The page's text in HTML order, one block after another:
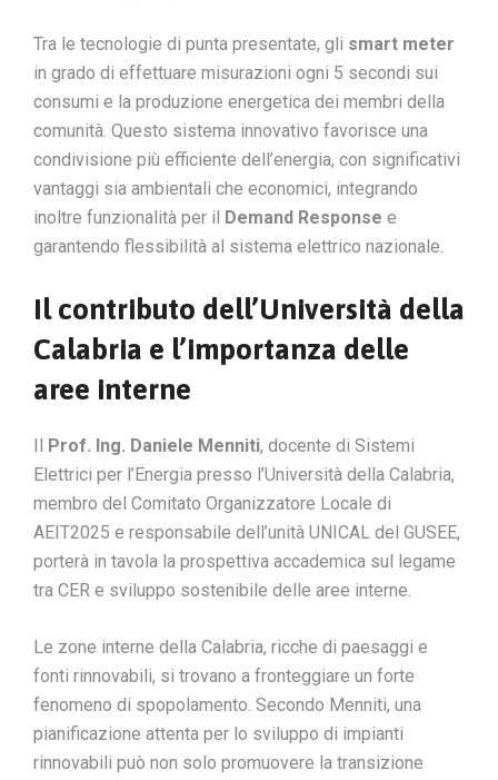
Tra le tecnologie di punta presentate, gli smart meter
in grado di effettuare misurazioni ogni 5 secondi sui
consumi e la produzione energetica dei membri della
comunità. Questo sistema innovativo favorisce una
condivisione più efficiente dell’energia, con significativi
vantaggi sia ambientali che economici, integrando
inoltre funzionalità per il
Demand Response e
garantendo flessibilità al sistema elettrico nazionale.
Il contributo dell’Università della
Calabria e l’importanza delle
aree interne
Prof. Ing. Daniele Menniti, docente di Sistemi
Elettrici per l’Energia presso l’Università della Calabria,
membro del Comitato Organizzatore Locale di
AEIT2025 e responsabile dell’unità UNICAL del GUSEE,
porterà in tavola la prospettiva accademica sul legame
tra CER e sviluppo sostenibile delle aree interne.
Le zone interne della Calabria, ricche di paesaggi e
fonti rinnovabili, si trovano a fronteggiare un forte
fenomeno di spopolamento. Secondo Menniti, una
pianificazione attenta per lo sviluppo di impianti
rinnovabili può non solo promuovere la transizione